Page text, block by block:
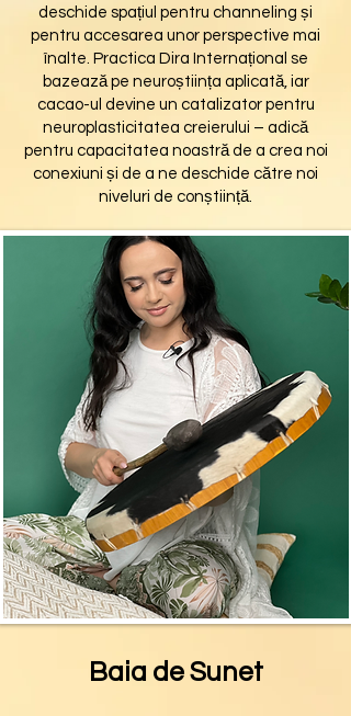
deschide spațiul pentru channeling și
pentru accesarea unor perspective mai
înalte. Practica Dira Internațional se
bazează pe neuroștiința aplicată, iar
cacao-ul devine un catalizator pentru
neuroplasticitatea creierului – adică
pentru capacitatea noastră de a crea noi
conexiuni și de a ne deschide către noi
niveluri de conștiință.
Baia de Sunet